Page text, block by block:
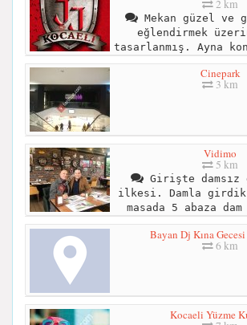
2 km
Mekan güzel ve
eğlendirmek
tasarlanmış. Ayna
Cinepark
3 km
Vidimo
5 km
Girişte damsız
ilkesi. Damla girdik
masada 5 abaza
Bayan Dj Kına
6 km
Kocaeli Yüzme